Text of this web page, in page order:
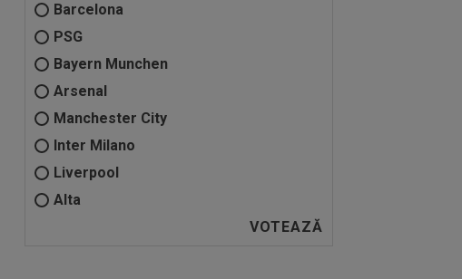
Barcelona
PSG
Bayern Munchen
Arsenal
Manchester City
Inter Milano
Liverpool
Alta